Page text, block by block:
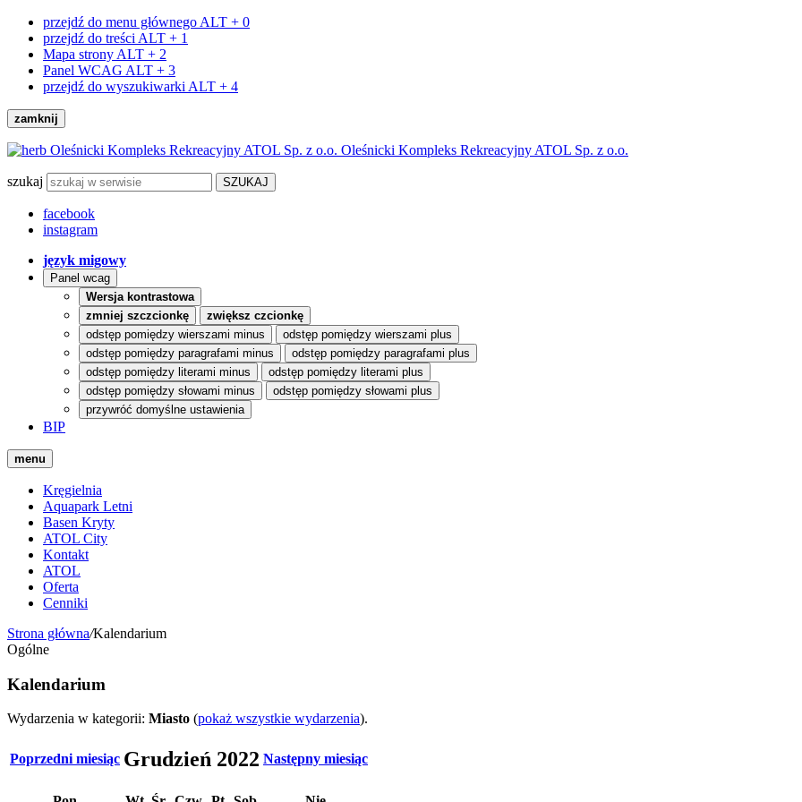
przejdź do menu głównego ALT + 0
przejdź do treści ALT + 1
Mapa strony ALT + 2
Panel WCAG ALT + 3
przejdź do wyszukiwarki ALT + 4
zamknij
Oleśnicki Kompleks Rekreacyjny ATOL Sp. z o.o.
szukaj
facebook
instagram
język migowy
Panel wcag
Wersja kontrastowa
zmniej szczcionkę
zwiększ czcionkę
odstęp pomiędzy wierszami minus
odstęp pomiędzy wierszami plus
odstęp pomiędzy paragrafami minus
odstęp pomiędzy paragrafami plus
odstęp pomiędzy literami minus
odstęp pomiędzy literami plus
odstęp pomiędzy słowami minus
odstęp pomiędzy słowami plus
przywróć domyślne ustawienia
BIP
menu
Kręgielnia
Aquapark Letni
Basen Kryty
ATOL City
Kontakt
ATOL
Oferta
Cenniki
Strona główna/Kalendarium
Ogólne
Kalendarium
Wydarzenia w kategorii: Miasto (pokaż wszystkie wydarzenia).
Poprzedni miesiąc Grudzień 2022 Następny miesiąc